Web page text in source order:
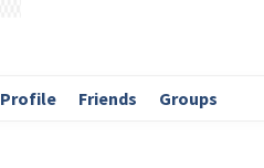
Profile Friends Groups